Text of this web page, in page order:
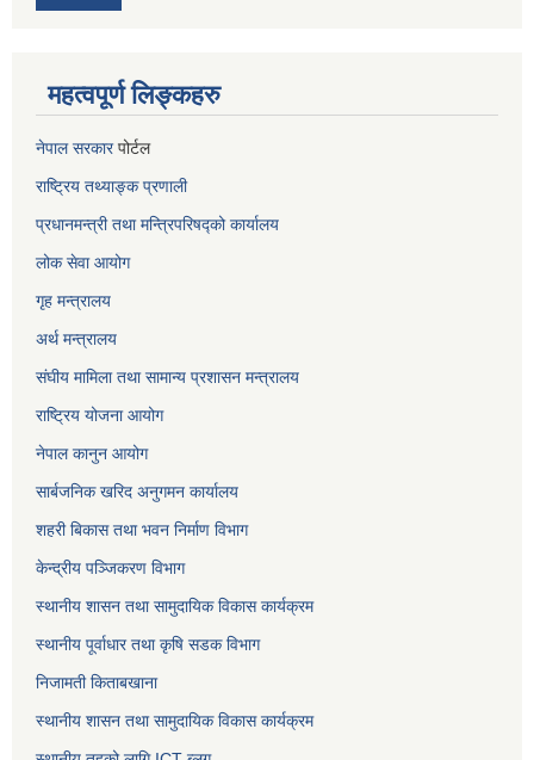
महत्वपूर्ण लिङ्कहरु
नेपाल सरकारपोर्टल
राष्ट्रिय तथ्याङ्क प्रणाली
प्रधानमन्त्री तथा मन्त्रिपरिषद्को कार्यालय
लोक सेवाआयोग
गृह मन्त्रालय
अर्थ मन्त्रालय
संघीय मामिला तथा सामान्य प्रशासन मन्त्रालय
राष्ट्रिय योजना आयोग
नेपाल कानुन आयोग
सार्बजनिक खरिद अनुगमन कार्यालय
शहरी बिकास तथा भवन निर्माण विभाग
केन्द्रीय पञ्जिकरण विभाग
स्थानीय शासन तथा सामुदायिक विकास कार्यक्रम
स्थानीय पूर्वाधार तथा कृषि सडक विभाग
निजामती किताबखाना
स्थानीय शासन तथा सामुदायिक विकास कार्यक्रम